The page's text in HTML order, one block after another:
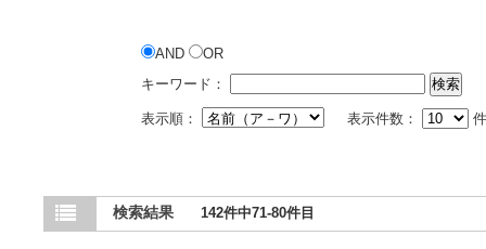
AND
OR
キーワード：
表示順： 表示件数：
検索結果 142件中71-80件目